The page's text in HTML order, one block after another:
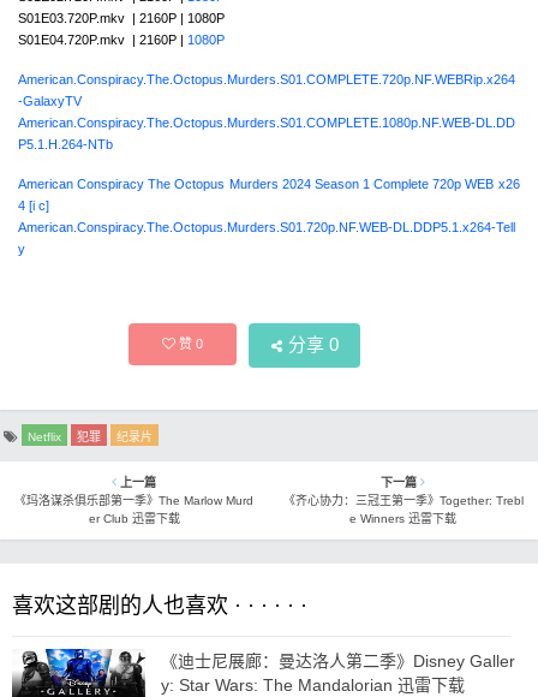
S01E03.720P.mkv | 2160P | 1080P
S01E04.720P.mkv | 2160P | 1080P
American.Conspiracy.The.Octopus.Murders.S01.COMPLETE.720p.NF.WEBRip.x264
-GalaxyTV
American.Conspiracy.The.Octopus.Murders.S01.COMPLETE.1080p.NF.WEB-DL.DD
P5.1.H.264-NTb
American Conspiracy The Octopus Murders 2024 Season 1 Complete 720p WEB x26
4 [i c]
American.Conspiracy.The.Octopus.Murders.S01.720p.NF.WEB-DL.DDP5.1.x264-Tell
y
赞0 分享 0
Netflix 犯罪 纪录片
上一篇
《玛洛谋杀俱乐部第一季》The Marlow Murd
er Club 迅雷下载
下一篇
《齐心协力：三冠王第一季》Together: Trebl
e Winners 迅雷下载
喜欢这部剧的人也喜欢 · · · · · ·
《迪士尼展廊：曼达洛人第二季》Disney Galler
y: Star Wars: The Mandalorian 迅雷下载